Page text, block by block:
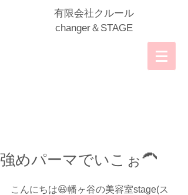
​有限会社クルール
​changer＆STAGE
強めパーマでいこぉ🦱
こんにちは😃幡ヶ谷の美容室stage(ス